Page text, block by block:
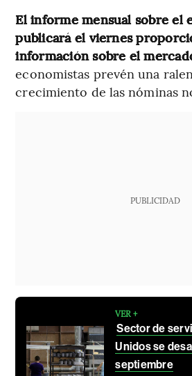
El informe mensual sobre el
publicará el viernes
información sobre el
economistas prevén una
crecimiento de las nóminas
PUBLICIDAD
VER +
Sector de
Unidos se
septiembre